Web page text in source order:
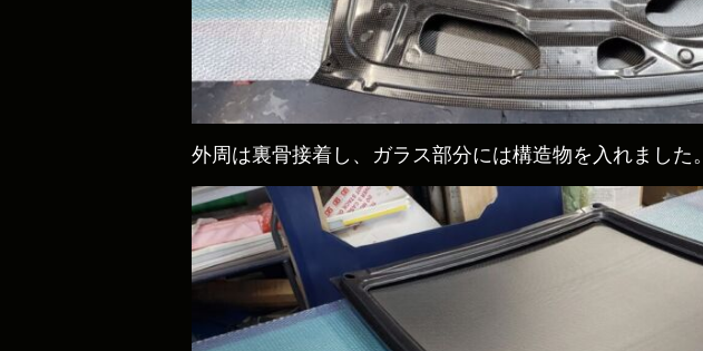
外周は裏骨接着し、ガラス部分には構造物を入れました。